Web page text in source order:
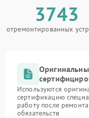
3743
отремонтированных
Используются
сертификацию
работу после
обязательств